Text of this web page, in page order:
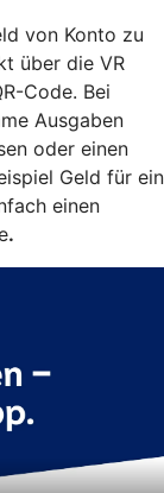
von Konto zu
über die VR
Code. Bei
Ausgaben
oder einen
Geld für ein
einen
.